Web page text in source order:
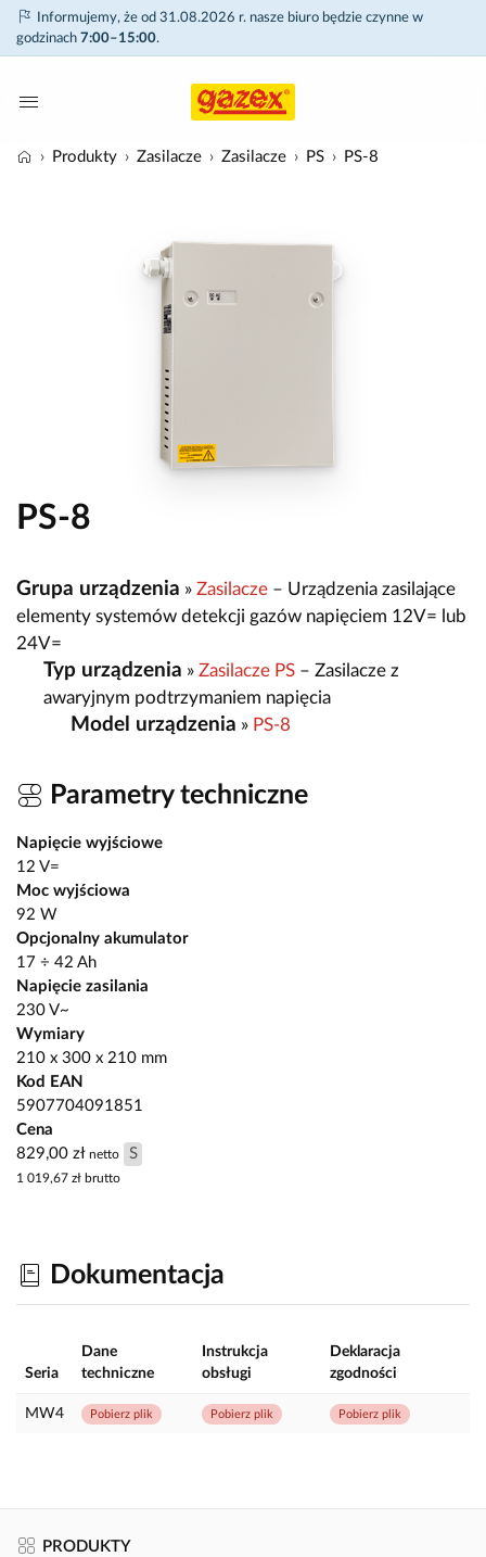
Informujemy, że od 31.08.2026 r. nasze biuro będzie czynne w
godzinach 7:00–15:00.
Produkty Zasilacze Zasilacze PS PS-8
PS-8
Grupa urządzenia » Zasilacze – Urządzenia zasilające
elementy systemów detekcji gazów napięciem 12V= lub
24V=
Typ urządzenia » Zasilacze PS – Zasilacze z
awaryjnym podtrzymaniem napięcia
Model urządzenia » PS-8
Parametry techniczne
Napięcie wyjściowe
12 V=
Moc wyjściowa
92 W
Opcjonalny akumulator
17 ÷ 42 Ah
Napięcie zasilania
230 V~
Wymiary
210 x 300 x 210 mm
Kod EAN
5907704091851
Cena
829,00 zł netto S
1 019,67 zł brutto
Dokumentacja
Seria
Dane
techniczne
Instrukcja
obsługi
Deklaracja
zgodności
MW4 Pobierz plik Pobierz plik Pobierz plik
PRODUKTY